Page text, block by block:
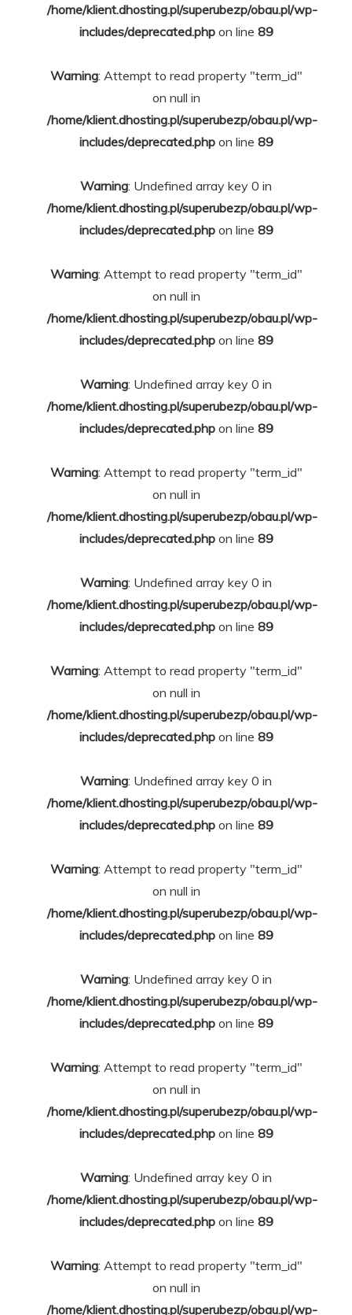
/home/klient.dhosting.pl/superubezp/obau.pl/wp-
includes/deprecated.phpon line 89
Warning: Attempt to read property "term_id"
on null in
/home/klient.dhosting.pl/superubezp/obau.pl/wp-
includes/deprecated.phpon line 89
Warning: Undefined array key 0 in
/home/klient.dhosting.pl/superubezp/obau.pl/wp-
includes/deprecated.phpon line 89
Warning: Attempt to read property "term_id"
on null in
/home/klient.dhosting.pl/superubezp/obau.pl/wp-
includes/deprecated.phpon line 89
Warning: Undefined array key 0 in
/home/klient.dhosting.pl/superubezp/obau.pl/wp-
includes/deprecated.phpon line 89
Warning: Attempt to read property "term_id"
on null in
/home/klient.dhosting.pl/superubezp/obau.pl/wp-
includes/deprecated.phpon line 89
Warning: Undefined array key 0 in
/home/klient.dhosting.pl/superubezp/obau.pl/wp-
includes/deprecated.phpon line 89
Warning: Attempt to read property "term_id"
on null in
/home/klient.dhosting.pl/superubezp/obau.pl/wp-
includes/deprecated.phpon line 89
Warning: Undefined array key 0 in
/home/klient.dhosting.pl/superubezp/obau.pl/wp-
includes/deprecated.phpon line 89
Warning: Attempt to read property "term_id"
on null in
/home/klient.dhosting.pl/superubezp/obau.pl/wp-
includes/deprecated.phpon line 89
Warning: Undefined array key 0 in
/home/klient.dhosting.pl/superubezp/obau.pl/wp-
includes/deprecated.phpon line 89
Warning: Attempt to read property "term_id"
on null in
/home/klient.dhosting.pl/superubezp/obau.pl/wp-
includes/deprecated.phpon line 89
Warning: Undefined array key 0 in
/home/klient.dhosting.pl/superubezp/obau.pl/wp-
includes/deprecated.phpon line 89
Warning: Attempt to read property "term_id"
on null in
/home/klient.dhosting.pl/superubezp/obau.pl/wp-